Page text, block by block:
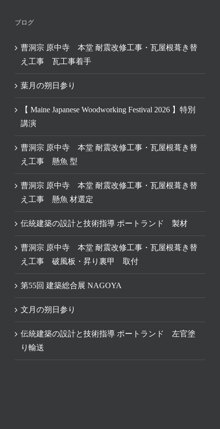
ブログ
曹洞宗 原中寺 本堂 耐震改修工事・瓦屋根葺き替
え工事 瓦工事着手
葉月の朔日参り
【 Maine Japanese Woodworking Festival 2026 】特別
講演
曹洞宗 原中寺 本堂 耐震改修工事・瓦屋根葺き替
え工事 懸魚 型
曹洞宗 原中寺 本堂 耐震改修工事・瓦屋根葺き替
え工事 懸魚 材選定
伝統建築の設計と技術指導 ポートランド 製材
曹洞宗 原中寺 本堂 耐震改修工事・瓦屋根葺き替
え工事 破風板・昇り裏甲 取付
第55回 建築総合展 NAGOYA
文月の朔日参り
伝統建築の設計と技術指導 ポートランド 左官塗
り輸送